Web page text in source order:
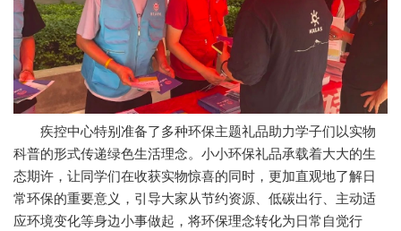
疾控中心特别准备了多种环保主题礼品助力学子们以实物
科普的形式传递绿色生活理念。小小环保礼品承载着大大的生
态期许，让同学们在收获实物惊喜的同时，更加直观地了解日
常环保的重要意义，引导大家从节约资源、低碳出行、主动适
应环境变化等身边小事做起，将环保理念转化为日常自觉行